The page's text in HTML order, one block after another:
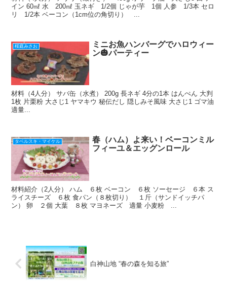
イン 60㎖ 水 200㎖ 玉ネギ 1/2個 じゃが芋 1個 人参 1/3本 セロ
リ 1/2本 ベーコン（1cm位の角切り） ...
桜庭みさお
ミニお魚ハンバーグでハロウィー
ン🎃パーティー
材料（4人分） サバ缶（水煮） 200g 長ネギ 4分の1本 はんぺん 大判
1枚 片栗粉 大さじ1 ヤマキウ 秘伝だし 隠しみそ風味 大さじ1 ゴマ油
適量...
タベルスキ・マイケル
春（ハム）よ来い！ベーコンミル
フィーユ＆エッグンロール
材料紹介（2人分） ハム ６枚 ベーコン ６枚 ソーセージ ６本 ス
ライスチーズ ６枚 食パン（８枚切り） １斤（サンドイッチパ
ン） 卵 ２個 大葉 ８枚 マヨネーズ 適量 小麦粉 ...
白神山地 “春の森を知る旅”